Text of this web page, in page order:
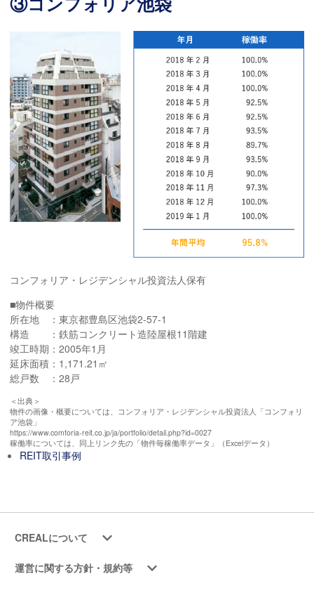
コンフォリア・レジデンシャル投資法人保有
■物件概要
所在地 ：東京都豊島区池袋2-57-1
構造 ：鉄筋コンクリート造陸屋根11階建
竣工時期：2005年1月
延床面積：1,171.21㎡
総戸数 ：28戸
＜出典＞
物件の画像・概要については、コンフォリア・レジデンシャル投資法人「コンフォリ
ア池袋」
https://www.comforia-reit.co.jp/ja/portfolio/detail.php?id=0027
稼働率については、同上リンク先の「物件毎稼働率データ」（Excelデータ）
REIT取引事例
CREALについて
運営に関する方針・規約等